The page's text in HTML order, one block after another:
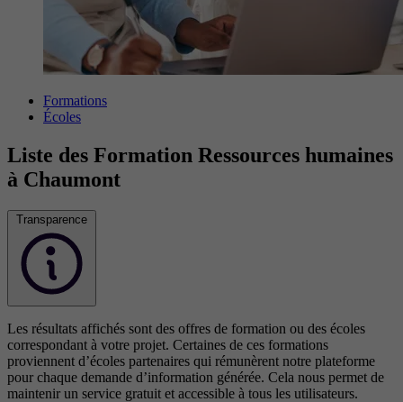
Formations
Écoles
Liste des Formation Ressources humaines
à Chaumont
Transparence
Les résultats affichés sont des offres de formation ou des écoles
correspondant à votre projet. Certaines de ces formations
proviennent d’écoles partenaires qui rémunèrent notre plateforme
pour chaque demande d’information générée. Cela nous permet de
maintenir un service gratuit et accessible à tous les utilisateurs.